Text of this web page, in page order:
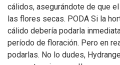
cálidos, asegurándote de que
las flores secas. PODA Si la
cálido debería podarla
período de floración. Pero en
podarlas. No lo dudes,